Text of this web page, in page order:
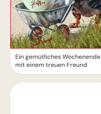
Ein gemütliches Wochenende
mit einem treuen Freund